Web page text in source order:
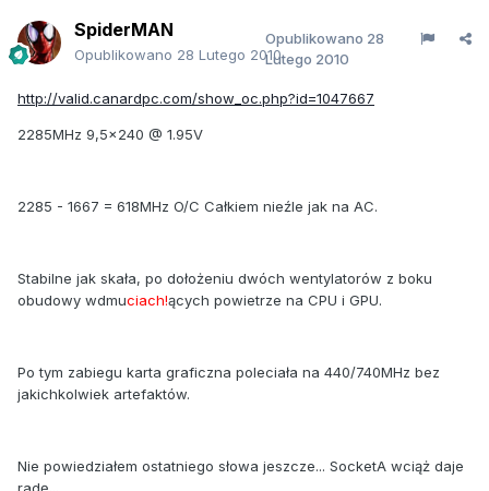
SpiderMAN
Opublikowano 28 Lutego 2010
Opublikowano 28
Lutego 2010
http://valid.canardpc.com/show_oc.php?id=1047667
2285MHz 9,5x240 @ 1.95V
2285 - 1667 = 618MHz O/C Całkiem nieźle jak na AC.
Stabilne jak skała, po dołożeniu dwóch wentylatorów z boku
obudowy wdmuciach!ących powietrze na CPU i GPU.
Po tym zabiegu karta graficzna poleciała na 440/740MHz bez
jakichkolwiek artefaktów.
Nie powiedziałem ostatniego słowa jeszcze... SocketA wciąż daje